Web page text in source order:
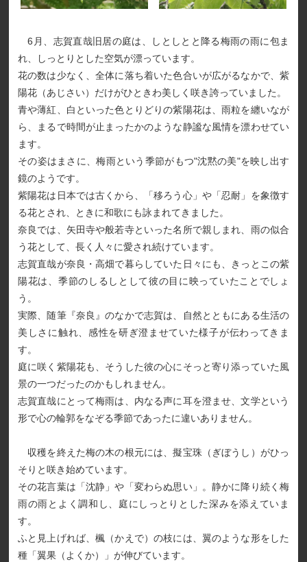
6月、志賀直哉旧居の庭は、しとしとと降る梅雨の雨に包ま
れ、しっとりとした空気が漂っています。
花の数は少なく、全体に落ち着いた色合いが広がるなかで、紫
陽花（あじさい）だけがひときわ美しく咲き誇っていました。
青や薄紅、白といった色とりどりの紫陽花は、雨粒を纏いなが
ら、まるで時間が止まったかのような静謐な風情を漂わせてい
ます。
その姿はまさに、梅雨という季節がもつ"沈黙の美"を映し出す
鏡のようです。
紫陽花は日本では古くから、「移ろう心」や「忍耐」を象徴す
る花とされ、ときに和歌にも詠まれてきました。
奈良では、矢田寺や般若寺といった名所で親しまれ、雨の似合
う花として、長く人々に愛され続けています。
志賀直哉が奈良・高畑で暮らしていた日々にも、きっとこの紫
陽花は、季節のしるしとして彼の目に映っていたことでしょ
う。
実際、随筆『奈良』のなかで志賀は、自然とともにある生活の
美しさに触れ、感性を研ぎ澄ませていた様子が伝わってきま
す。
庭に咲く紫陽花も、そうした彼の心にそっと寄り添っていた風
景の一つだったのかもしれません。
志賀直哉にとって梅雨は、内なる声に耳を澄ませ、文学という
形で心の輪郭をなぞる季節であったに違いありません。
収穫を終えた梅の木の根元には、擬宝珠（ぎぼうし）がひっ
そりと咲き始めています。
その花言葉は「沈静」や「変わらぬ思い」。静かに降り続く梅
雨の雨とよく調和し、庭にしっとりとした深みを添えていま
す。
ふと見上げれば、楓（かえで）の枝には、翼のような形をした
種「翼果（よくか）」が伸びています。